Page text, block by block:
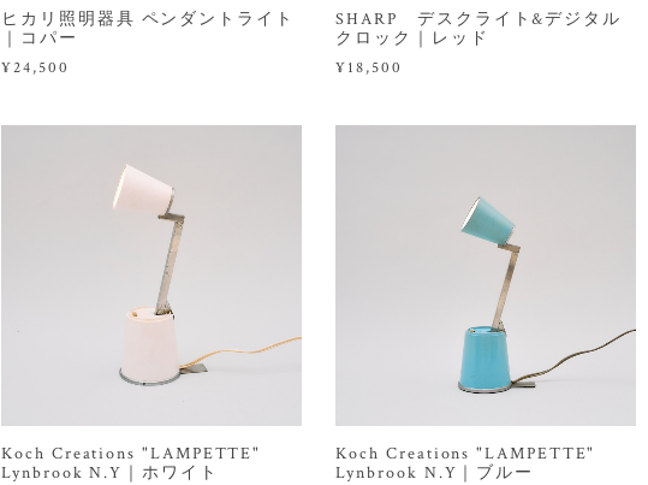
ヒカリ照明器具 ペンダントライト
｜コパー
¥24,500
SHARP デスクライト&デジタル
クロック｜レッド
¥18,500
Koch Creations "LAMPETTE"
Lynbrook N.Y｜ホワイト
Koch Creations "LAMPETTE"
Lynbrook N.Y｜ブルー